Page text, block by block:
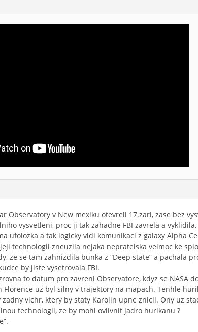
Observatory v New mexiku otevreli 17.zari, zase bez
vysvetleni, proc ji tak zahadne FBI zavrela a
ufolozka a tak logicky vidi komunikaci z galaxy Alpha
technologii zneuzila nejaka nepratelska velmoc ke
ze se tam zahnizdila bunka z “Deep state” a pachala
by jiste vysetrovala FBI.
to datum pro zavreni Observatore, kdyz se NASA
Florence uz byl silny v trajektory na mapach. Tenhle
vichr, ktery by staty Karolin upne znicil. Ony uz
technologii, ze by mohl ovlivnit jadro hurikanu ?